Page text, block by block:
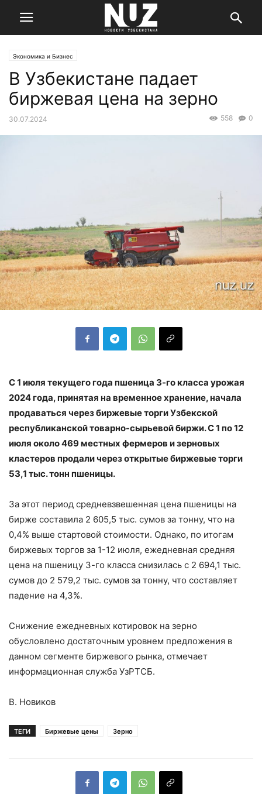
Экономика и Бизнес
В Узбекистане падает
биржевая цена на зерно
30.07.2024 0
558
С 1 июля текущего года пшеница 3-го класса урожая
2024 года, принятая на временное хранение, начала
продаваться через биржевые торги Узбекской
республиканской товарно-сырьевой биржи. С 1 по 12
июля около 469 местных фермеров и зерновых
кластеров продали через открытые биржевые торги
53,1 тыс. тонн пшеницы.
За этот период средневзвешенная цена пшеницы на
бирже составила 2 605,5 тыс. сумов за тонну, что на
0,4% выше стартовой стоимости. Однако, по итогам
биржевых торгов за 1-12 июля, ежедневная средняя
цена на пшеницу 3-го класса снизилась с 2 694,1 тыс.
сумов до 2 579,2 тыс. сумов за тонну, что составляет
падение на 4,3%.
Снижение ежедневных котировок на зерно
обусловлено достаточным уровнем предложения в
данном сегменте биржевого рынка, отмечает
информационная служба УзРТСБ.
В. Новиков
ТЕГИ Биржевые цены Зерно